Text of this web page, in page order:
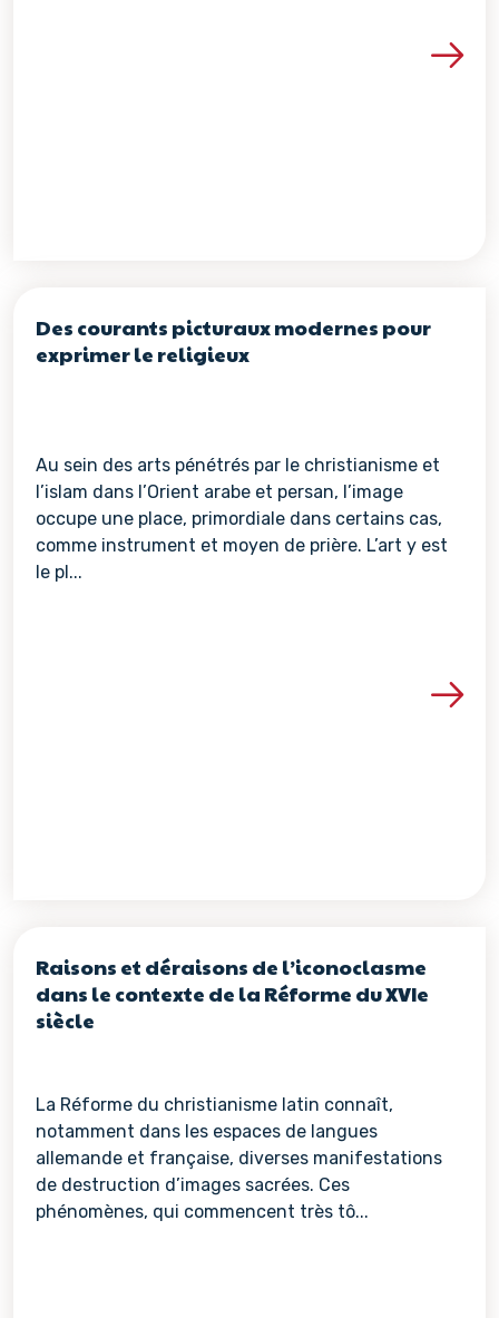
Voir les détails de la
Des courants picturaux modernes pour
exprimer le religieux
Au sein des arts pénétrés par le christianisme et
l’islam dans l’Orient arabe et persan, l’image
occupe une place, primordiale dans certains cas,
comme instrument et moyen de prière. L’art y est
le pl...
Voir les détails de la
Raisons et déraisons de l’iconoclasme
dans le contexte de la Réforme du XVIe
siècle
La Réforme du christianisme latin connaît,
notamment dans les espaces de langues
allemande et française, diverses manifestations
de destruction d’images sacrées. Ces
phénomènes, qui commencent très tô...